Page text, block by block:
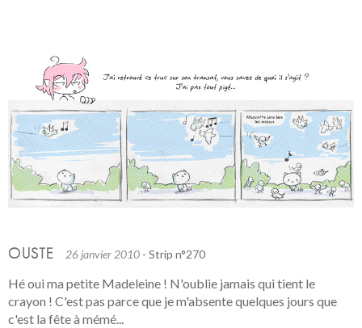
OUSTE 26 janvier 2010 - Strip n°270
Hé oui ma petite Madeleine ! N'oublie jamais qui tient le
crayon ! C'est pas parce que je m'absente quelques jours que
c'est la fête à mémé...